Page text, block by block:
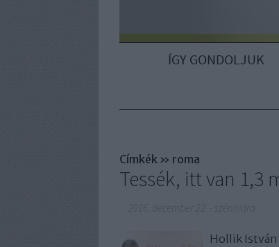
ÍGY GONDOLJUK
Címkék » roma
Tessék, itt van 1,3
Hollik